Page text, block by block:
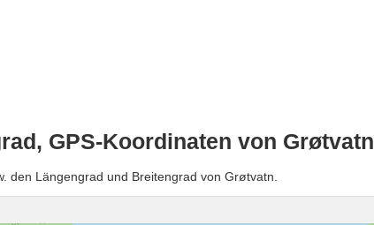
GPS-Koordinaten von Grøtvatn
den Längengrad und Breitengrad von Grøtvatn.